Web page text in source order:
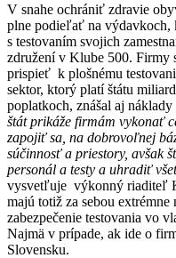
V snahe ochrániť zdravie
plne podieľať na výdavkoch,
s testovaním svojich
združení v Klube 500. Firmy
prispieť k plošnému
sektor, ktorý platí štátu
poplatkoch, znášal aj
štát prikáže firmám vykonať
zapojiť sa, na dobrovoľnej
súčinnosť a priestory, avšak
personál a testy a uhradiť
vysvetľuje výkonný riaditeľ
majú totiž za sebou
zabezpečenie testovania vo
Najmä v prípade, ak ide o
Slovensku.